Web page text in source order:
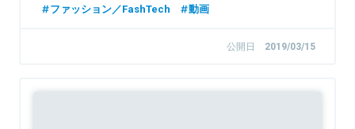
ファッション／FashTech 動画
公開日 2019/03/15